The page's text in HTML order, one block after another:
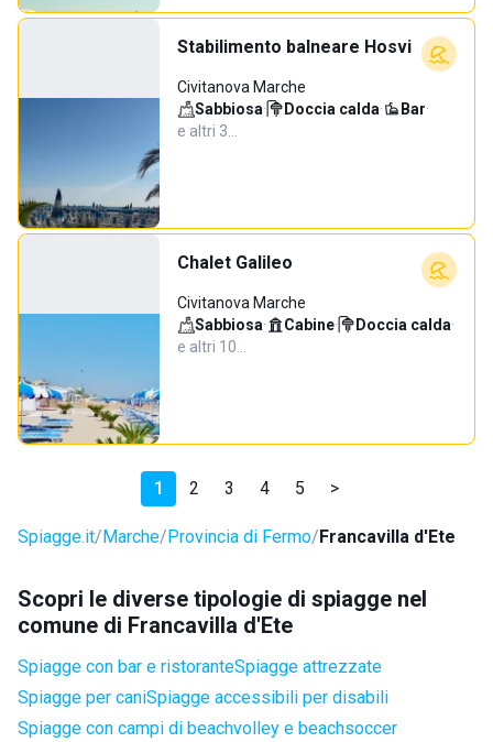
Stabilimento balneare Hosvi
Civitanova Marche
Sabbiosa· Doccia calda· Bar·
e altri 3…
Chalet Galileo
Civitanova Marche
Sabbiosa· Cabine· Doccia calda·
e altri 10…
1 2 3 4 5 >
Spiagge.it Marche Provincia di Fermo Francavilla d'Ete
Scopri le diverse tipologie di spiagge nel
comune di Francavilla d'Ete
Spiagge con bar e ristoranteSpiagge attrezzate
Spiagge per caniSpiagge accessibili per disabili
Spiagge con campi di beachvolley e beachsoccer